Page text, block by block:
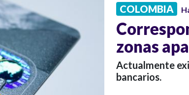
COLOMBIA
zonas
Actualmente
bancarios.